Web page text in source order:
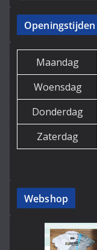
Openingstijden
Maandag
Woensdag
Donderdag
Zaterdag
Webshop